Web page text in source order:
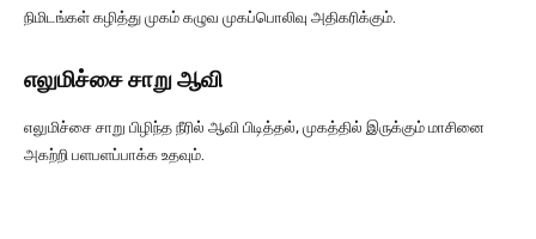
நிமிடங்கள் கழித்து முகம் கழுவ முகப்பொலிவு அதிகரிக்கும்.
எலுமிச்சை சாறு ஆவி
எலுமிச்சை சாறு பிழிந்த நீரில் ஆவி பிடித்தல், முகத்தில் இருக்கும் மாசினை
அகற்றி பளபளப்பாக்க உதவும்.